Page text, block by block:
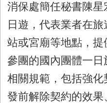
消保處簡任秘書陳
日遊，代表業者在
站或宮廟等地點，
參團的國內團體一
相關規範，包括強
發前解除契約的效